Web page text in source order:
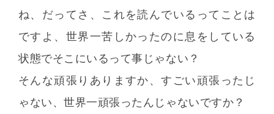
ね、だってさ、これを読んでいるってことは
ですよ、世界一苦しかったのに息をしている
状態でそこにいるって事じゃない？
そんな頑張りありますか、すごい頑張ったじ
ゃない、世界一頑張ったんじゃないですか？